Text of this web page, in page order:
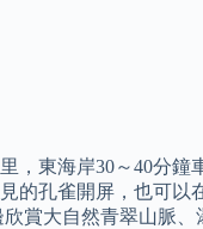
東海岸30～40分鐘
的孔雀開屏，也可以
賞大自然青翠山脈、